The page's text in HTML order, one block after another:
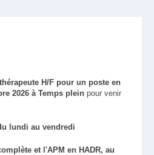
H/F pour un poste en
2026 à Temps plein pour venir
lundi au vendredi
et l'APM en HADR, au